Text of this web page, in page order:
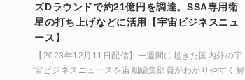
ズDラウンドで約21億円を調達。SSA専用衛
星の打ち上げなどに活用【宇宙ビジネスニュ
ース】
【2023年12月11日配信】一週間に起きた国内外の宇
宙ビジネスニュースを宙畑編集部員がわかりやすく解